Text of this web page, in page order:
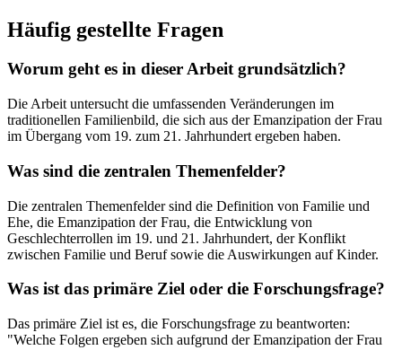
Häufig gestellte Fragen
Worum geht es in dieser Arbeit grundsätzlich?
Die Arbeit untersucht die umfassenden Veränderungen im
traditionellen Familienbild, die sich aus der Emanzipation der Frau
im Übergang vom 19. zum 21. Jahrhundert ergeben haben.
Was sind die zentralen Themenfelder?
Die zentralen Themenfelder sind die Definition von Familie und
Ehe, die Emanzipation der Frau, die Entwicklung von
Geschlechterrollen im 19. und 21. Jahrhundert, der Konflikt
zwischen Familie und Beruf sowie die Auswirkungen auf Kinder.
Was ist das primäre Ziel oder die Forschungsfrage?
Das primäre Ziel ist es, die Forschungsfrage zu beantworten:
"Welche Folgen ergeben sich aufgrund der Emanzipation der Frau